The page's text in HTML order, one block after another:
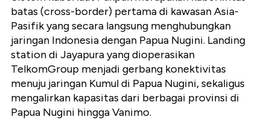
batas (cross-border) pertama di kawasan Asia-
Pasifik yang secara langsung menghubungkan
jaringan Indonesia dengan Papua Nugini. Landing
station di Jayapura yang dioperasikan
TelkomGroup menjadi gerbang konektivitas
menuju jaringan Kumul di Papua Nugini, sekaligus
mengalirkan kapasitas dari berbagai provinsi di
Papua Nugini hingga Vanimo.